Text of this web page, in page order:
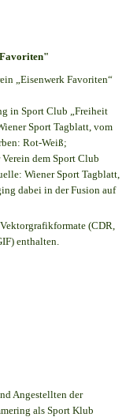
„Eisenwerk Favoriten“
in Sport Club „Freiheit
Sport Tagblatt, vom
Rot-Weiß;
dem Sport Club
Wiener Sport Tagblatt,
dabei in der Fusion auf
(CDR,
enthalten.
Angestellten der
als Sport Klub